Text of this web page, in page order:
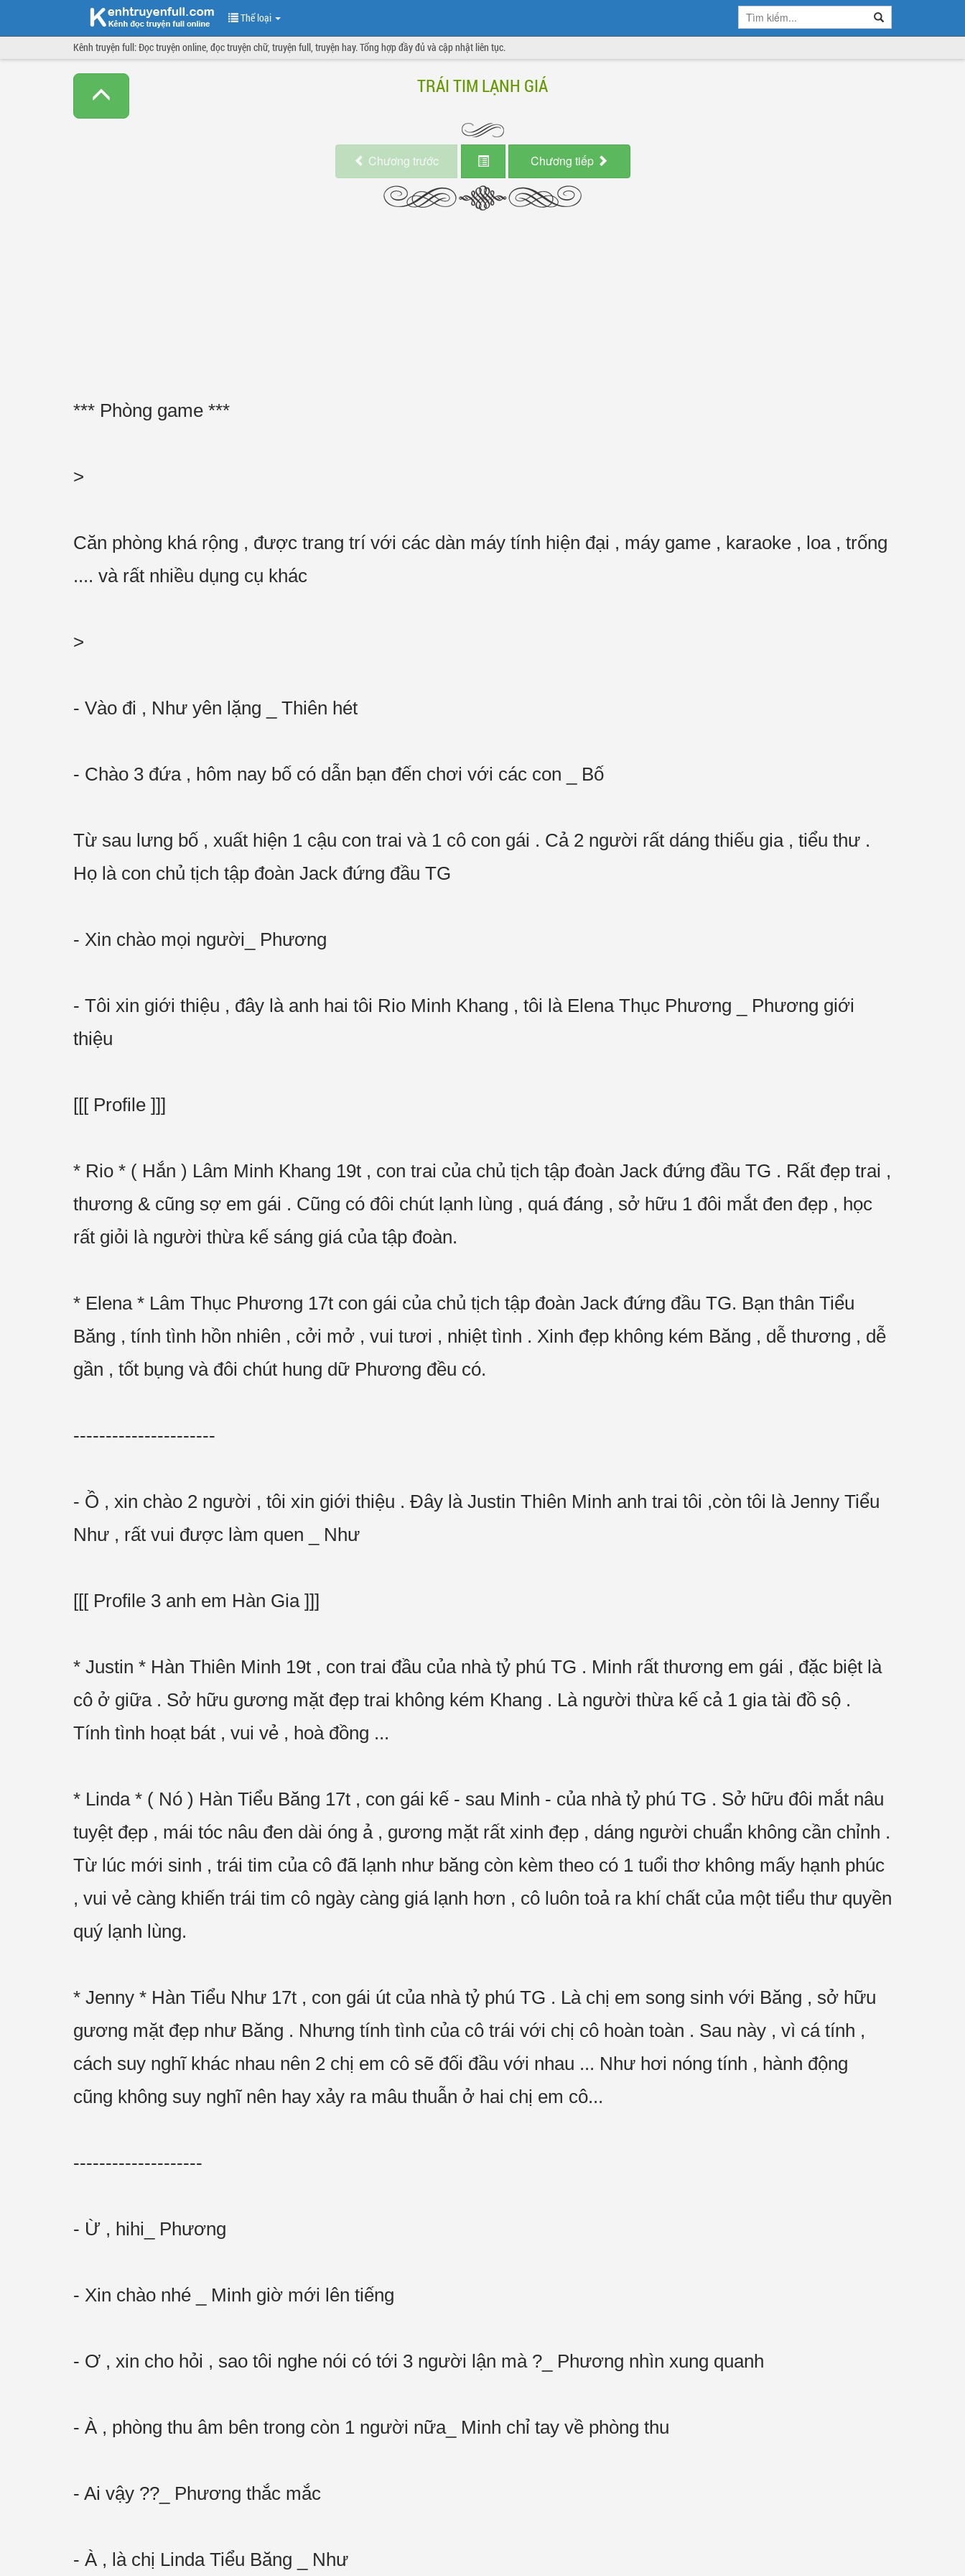
Thể loại
Kênh truyện full: Đọc truyện online, đọc truyện chữ, truyện full, truyện hay. Tổng hợp đầy đủ và cập nhật liên tục.
TRÁI TIM LẠNH GIÁ
Chương trước Chương tiếp
*** Phòng game ***
>
Căn phòng khá rộng , được trang trí với các dàn máy tính hiện đại , máy game , karaoke , loa , trống
.... và rất nhiều dụng cụ khác
>
- Vào đi , Như yên lặng _ Thiên hét
- Chào 3 đứa , hôm nay bố có dẫn bạn đến chơi với các con _ Bố
Từ sau lưng bố , xuất hiện 1 cậu con trai và 1 cô con gái . Cả 2 người rất dáng thiếu gia , tiểu thư .
Họ là con chủ tịch tập đoàn Jack đứng đầu TG
- Xin chào mọi người_ Phương
- Tôi xin giới thiệu , đây là anh hai tôi Rio Minh Khang , tôi là Elena Thục Phương _ Phương giới
thiệu
[[[ Profile ]]]
* Rio * ( Hắn ) Lâm Minh Khang 19t , con trai của chủ tịch tập đoàn Jack đứng đầu TG . Rất đẹp trai ,
thương & cũng sợ em gái . Cũng có đôi chút lạnh lùng , quá đáng , sở hữu 1 đôi mắt đen đẹp , học
rất giỏi là người thừa kế sáng giá của tập đoàn.
* Elena * Lâm Thục Phương 17t con gái của chủ tịch tập đoàn Jack đứng đầu TG. Bạn thân Tiểu
Băng , tính tình hồn nhiên , cởi mở , vui tươi , nhiệt tình . Xinh đẹp không kém Băng , dễ thương , dễ
gần , tốt bụng và đôi chút hung dữ Phương đều có.
----------------------
- Ồ , xin chào 2 người , tôi xin giới thiệu . Đây là Justin Thiên Minh anh trai tôi ,còn tôi là Jenny Tiểu
Như , rất vui được làm quen _ Như
[[[ Profile 3 anh em Hàn Gia ]]]
* Justin * Hàn Thiên Minh 19t , con trai đầu của nhà tỷ phú TG . Minh rất thương em gái , đặc biệt là
cô ở giữa . Sở hữu gương mặt đẹp trai không kém Khang . Là người thừa kế cả 1 gia tài đồ sộ .
Tính tình hoạt bát , vui vẻ , hoà đồng ...
* Linda * ( Nó ) Hàn Tiểu Băng 17t , con gái kế - sau Minh - của nhà tỷ phú TG . Sở hữu đôi mắt nâu
tuyệt đẹp , mái tóc nâu đen dài óng ả , gương mặt rất xinh đẹp , dáng người chuẩn không cần chỉnh .
Từ lúc mới sinh , trái tim của cô đã lạnh như băng còn kèm theo có 1 tuổi thơ không mấy hạnh phúc
, vui vẻ càng khiến trái tim cô ngày càng giá lạnh hơn , cô luôn toả ra khí chất của một tiểu thư quyền
quý lạnh lùng.
* Jenny * Hàn Tiểu Như 17t , con gái út của nhà tỷ phú TG . Là chị em song sinh với Băng , sở hữu
gương mặt đẹp như Băng . Nhưng tính tình của cô trái với chị cô hoàn toàn . Sau này , vì cá tính ,
cách suy nghĩ khác nhau nên 2 chị em cô sẽ đối đầu với nhau ... Như hơi nóng tính , hành động
cũng không suy nghĩ nên hay xảy ra mâu thuẫn ở hai chị em cô...
--------------------
- Ừ , hihi_ Phương
- Xin chào nhé _ Minh giờ mới lên tiếng
- Ơ , xin cho hỏi , sao tôi nghe nói có tới 3 người lận mà ?_ Phương nhìn xung quanh
- À , phòng thu âm bên trong còn 1 người nữa_ Minh chỉ tay về phòng thu
- Ai vậy ??_ Phương thắc mắc
- À , là chị Linda Tiểu Băng _ Như